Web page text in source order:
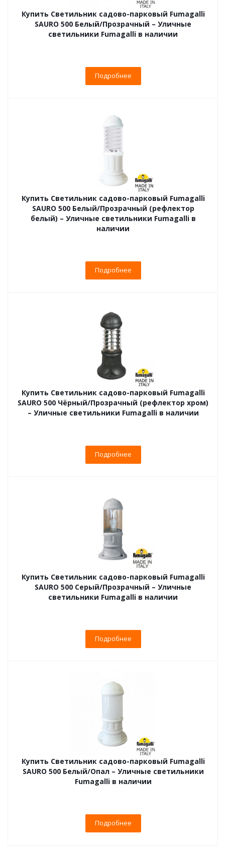
Купить Светильник садово-парковый Fumagalli
SAURO 500 Белый/Прозрачный – Уличные
светильники Fumagalli в наличии
Подробнее
Купить Светильник садово-парковый Fumagalli
SAURO 500 Белый/Прозрачный (рефлектор
белый) – Уличные светильники Fumagalli в
наличии
Подробнее
Купить Светильник садово-парковый Fumagalli
SAURO 500 Чёрный/Прозрачный (рефлектор хром)
– Уличные светильники Fumagalli в наличии
Подробнее
Купить Светильник садово-парковый Fumagalli
SAURO 500 Серый/Прозрачный – Уличные
светильники Fumagalli в наличии
Подробнее
Купить Светильник садово-парковый Fumagalli
SAURO 500 Белый/Опал – Уличные светильники
Fumagalli в наличии
Подробнее